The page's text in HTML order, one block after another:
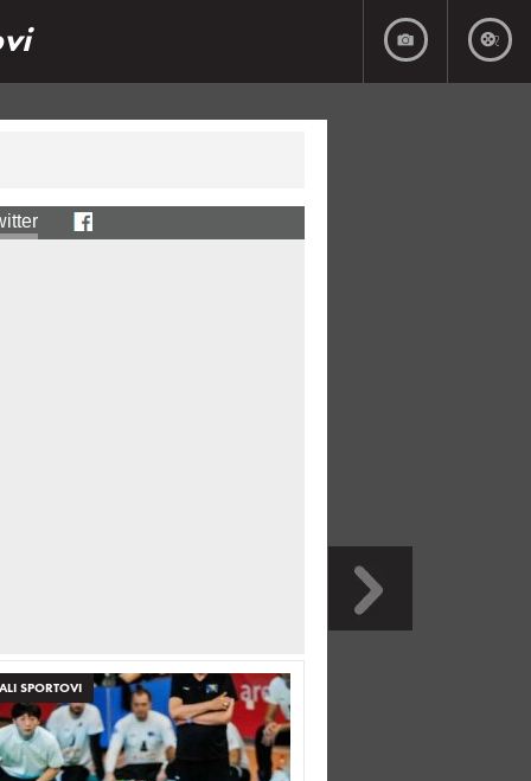
SPORTOVI